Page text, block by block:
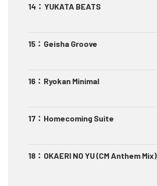
14 ： YUKATA BEATS
15 ： Geisha Groove
16 ： Ryokan Minimal
17 ： Homecoming Suite
18 ： OKAERI NO YU (CM Anthem Mix)